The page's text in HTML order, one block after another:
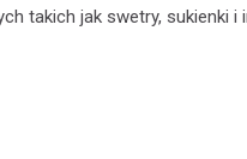
takich jak swetry, sukienki i